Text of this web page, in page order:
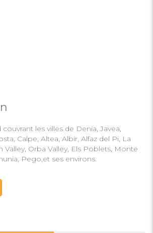
les villes de Denia, Javea,
Calpe, Altea, Albir, Alfaz del Pi, La
Valley, Orba Valley, Els Poblets, Monte
Pego,et ses environs.